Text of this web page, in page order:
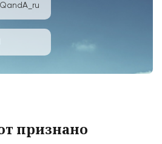
признано